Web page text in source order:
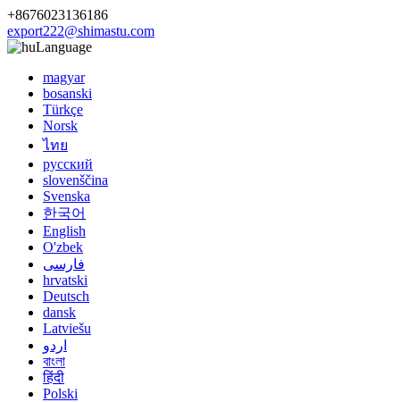
+8676023136186
export222@shimastu.com
Language
magyar
bosanski
Türkçe
Norsk
ไทย
русский
slovenščina
Svenska
한국어
English
O'zbek
فارسی
hrvatski
Deutsch
dansk
Latviešu
اردو
বাংলা
हिंदी
Polski